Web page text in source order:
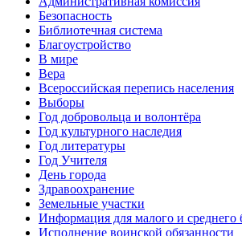
Безопасность
Библиотечная система
Благоустройство
В мире
Вера
Всероссийская перепись населения
Выборы
Год добровольца и волонтёра
Год культурного наследия
Год литературы
Год Учителя
День города
Здравоохранение
Земельные участки
Информация для малого и среднего
Исполнение воинской обязанности